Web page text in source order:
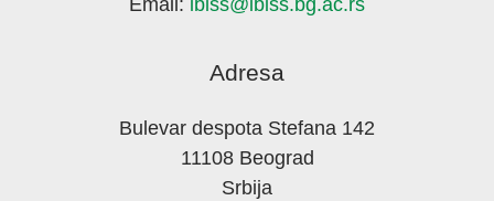
Adresa
Bulevar despota Stefana 142
11108 Beograd
Srbija